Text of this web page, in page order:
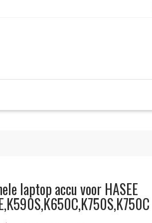
laptop accu voor HASEE